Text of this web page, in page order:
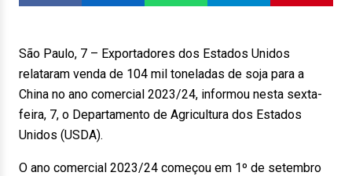
São Paulo, 7 – Exportadores dos Estados Unidos
relataram venda de 104 mil toneladas de soja para a
China no ano comercial 2023/24, informou nesta sexta-
feira, 7, o Departamento de Agricultura dos Estados
Unidos (USDA).
O ano comercial 2023/24 começou em 1º de setembro